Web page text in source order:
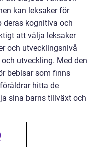
kan leksaker för
deras kognitiva och
att välja leksaker
och utvecklingsnivå
utveckling. Med den
bebisar som finns
hitta de
sina barns tillväxt och